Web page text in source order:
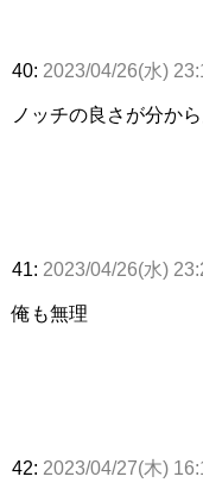
40: 2023/04/26(水)
ノッチの良さが分か
41: 2023/04/26(水)
俺も無理
42: 2023/04/27(木)